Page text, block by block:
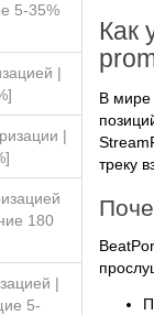
5-35%
|
|
180
|
5-
Как
В мире
Stream
треку